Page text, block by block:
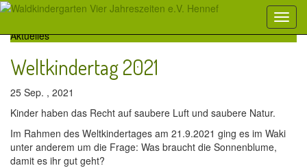
Aktuelles
Weltkindertag 2021
25 Sep. , 2021
Kinder haben das Recht auf saubere Luft und saubere Natur.
Im Rahmen des Weltkindertages am 21.9.2021 ging es im Waki
unter anderem um die Frage: Was braucht die Sonnenblume,
damit es ihr gut geht?